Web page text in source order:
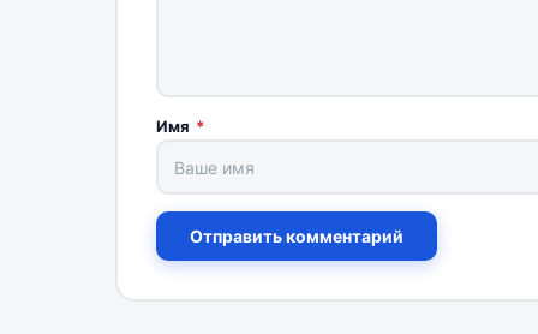
Имя *
Отправить комментарий